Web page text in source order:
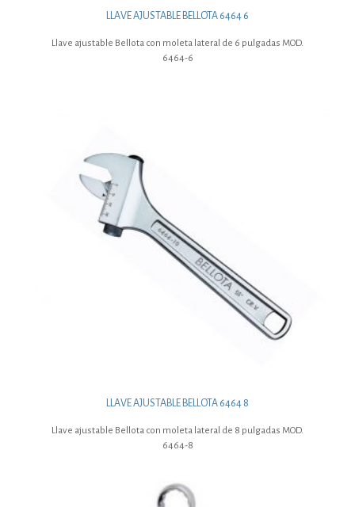
LLAVE AJUSTABLE BELLOTA 6464 6
Llave ajustable Bellota con moleta lateral de 6 pulgadas MOD.
6464-6
LLAVE AJUSTABLE BELLOTA 6464 8
Llave ajustable Bellota con moleta lateral de 8 pulgadas MOD.
6464-8